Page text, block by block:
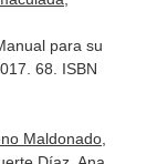
para su
68. ISBN
Maldonado,